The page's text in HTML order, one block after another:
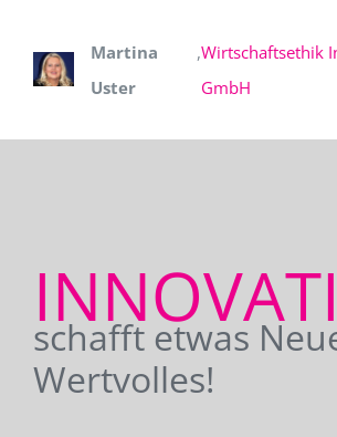
Martina
Uster
,Wirtschaftsethik
GmbH
schafft etwas
Wertvolles!